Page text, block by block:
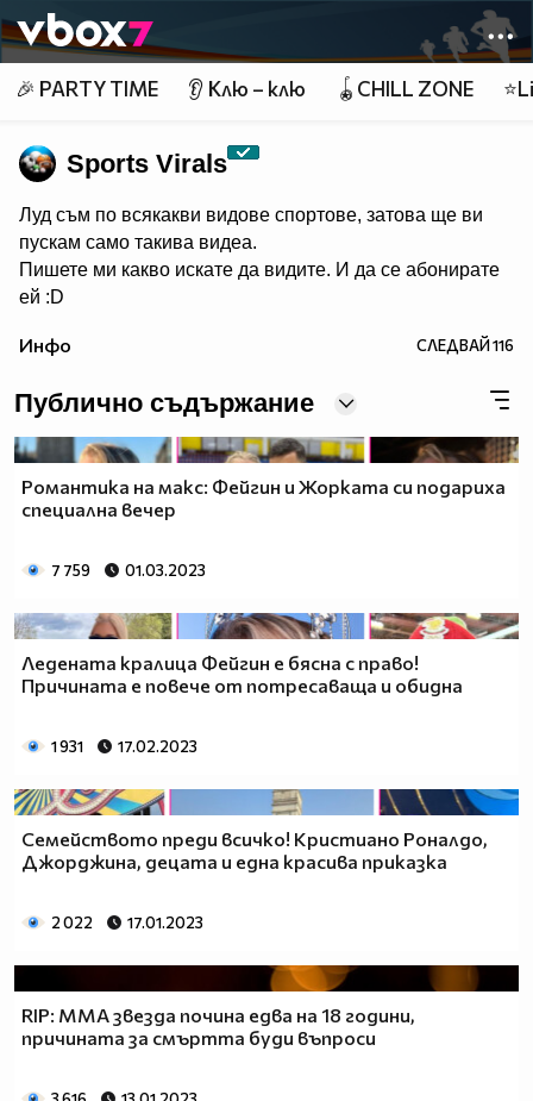
👾
🎉 PARTY TIME 👂 Клю – клю 🪀CHILL ZONE
Sports Virals
Луд съм по всякакви видове спортове, затова ще ви
пускам само такива видеа.
Пишете ми какво искате да видите. И да се абонирате
ей :D
Инфо СЛЕДВАЙ116
Публично съдържание
Романтика на макс: Фейгин и Жорката си подариха
специална вечер
7 759 01.03.2023
Ледената кралица Фейгин е бясна с право!
Причината е повече от потресаваща и обидна
1 931 17.02.2023
Семейството преди всичко! Кристиано Роналдо,
Джорджина, децата и една красива приказка
2 022 17.01.2023
RIP: MMA звезда почина едва на 18 години,
причината за смъртта буди въпроси